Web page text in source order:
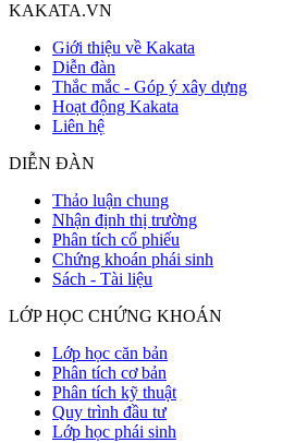
KAKATA.VN
Giới thiệu về Kakata
Diễn đàn
Thắc mắc - Góp ý xây dựng
Hoạt động Kakata
Liên hệ
DIỄN ĐÀN
Thảo luận chung
Nhận định thị trường
Phân tích cổ phiếu
Chứng khoán phái sinh
Sách - Tài liệu
LỚP HỌC CHỨNG KHOÁN
Lớp học căn bản
Phân tích cơ bản
Phân tích kỹ thuật
Quy trình đầu tư
Lớp học phái sinh